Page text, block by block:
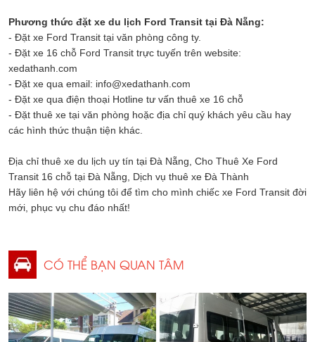
Phương thức đặt xe du lịch Ford Transit tại Đà Nẵng:
- Đặt xe Ford Transit tại văn phòng công ty.
- Đặt xe 16 chỗ Ford Transit trực tuyến trên website:
xedathanh.com
- Đặt xe qua email: info@xedathanh.com
- Đặt xe qua điện thoại Hotline tư vấn thuê xe 16 chỗ
- Đặt thuê xe tại văn phòng hoặc địa chỉ quý khách yêu cầu hay
các hình thức thuận tiện khác.
Địa chỉ thuê xe du lịch uy tín tại Đà Nẵng, Cho Thuê Xe Ford
Transit 16 chỗ tại Đà Nẵng, Dịch vụ thuê xe Đà Thành
Hãy liên hệ với chúng tôi để tìm cho mình chiếc xe Ford Transit đời
mới, phục vụ chu đáo nhất!
CÓ THỂ BẠN QUAN TÂM